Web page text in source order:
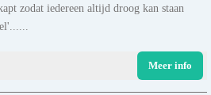
zodat iedereen altijd droog kan staan
Meer info